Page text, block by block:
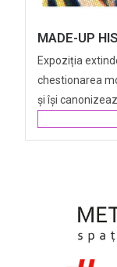
MADE-UP
Expoziția
chestionarea
și își